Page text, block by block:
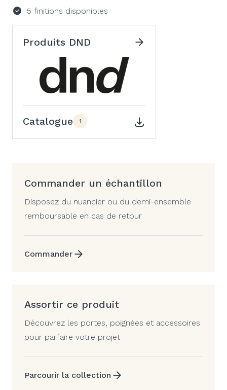
5 finitions disponibles
Produits DND
Catalogue 1
Commander un échantillon
Disposez du nuancier ou du demi-ensemble
remboursable en cas de retour
Commander
Assortir ce produit
Découvrez les portes, poignées et accessoires
pour parfaire votre projet
Parcourir la collection